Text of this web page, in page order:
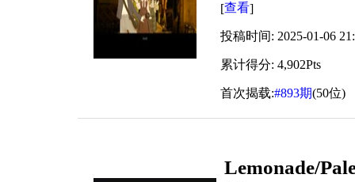
[查看]
投稿时间: 2025-01-06
累计得分: 4,902Pts
首次揭载:#893期(50位)
Lemonade/